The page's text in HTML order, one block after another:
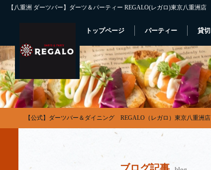
【八重洲 ダーツバー】ダーツ＆パーティー REGALO(レガロ)東京八重洲店
トップページ パーティー 貸切
【公式】ダーツバー＆ダイニング REGALO（レガロ）東京八重洲店